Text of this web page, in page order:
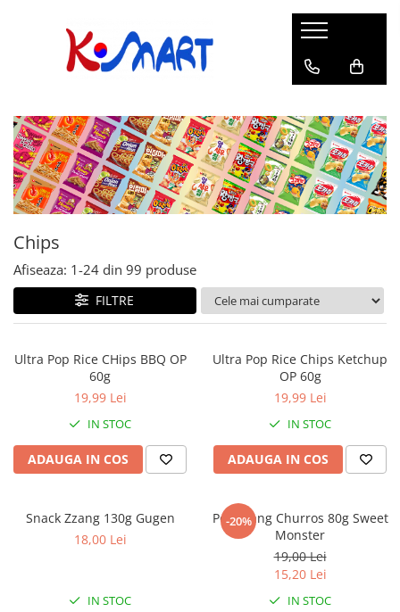
Ramyunㅣ라면
Cupă
Snacksㅣ과자
Crackers
Alge
Gustări Tradiționale
Sosuriㅣ소스
Sos pentru Marinat
Sos Picant
Altele
Gata Preparatㅣ가공식품
Alge
Altele
Garnituri
Kimchi
Ingredienteㅣ재료
Condimente
Făină
Mix
Bază de Supă
Curry
Orez
Uleiuri
K-POPㅣ케이팝
ATEEZ
Black Pink
IU
KEY
Băuturiㅣ음료
Suc
Cafea
Ceai
Clasic
Instant
Perle de Tapioca
Lapte
Deserturiㅣ디저트
Prăjituri
Mochi
Bomboane
Caramele
Jeleuri
Ciocolate
Cotton Candy
Guma de mestecat
Chips
Afiseaza: 1-24 din 99 produse
FILTRE
Ultra Pop Rice CHips BBQ OP
60g
19,99 Lei
IN STOC
ADAUGA IN COS
Ultra Pop Rice Chips Ketchup
OP 60g
19,99 Lei
IN STOC
ADAUGA IN COS
Snack Zzang 130g Gugen
18,00 Lei
IN STOC
-20%
Pongdang Churros 80g Sweet
Monster
19,00 Lei
15,20 Lei
IN STOC